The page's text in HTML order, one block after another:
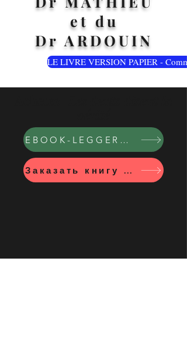
et du
Dr ARDOUIN
LE LIVRE VERSION PAPIER -
EBOOK-LEGGERE IN ITALIANO
Заказать книгу на русском языке